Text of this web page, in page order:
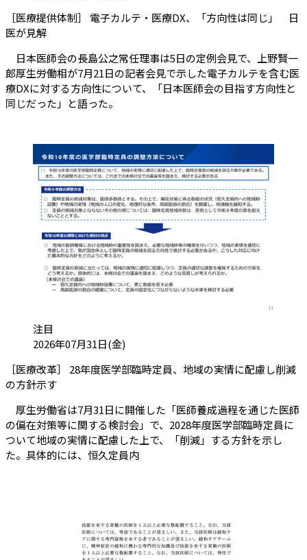
［医療提供体制］ 電子カルテ・医療DX、「方向性は同じ」 日
医が見解（会員限定記事）
日本医師会の長島公之常任理事は5日の定例会見で、上野賢一
郎厚生労働相が7月21日の記者会見で示した電子カルテを含む医
療DXに対する方向性について、「日本医師会の目指す方向性と
同じだった」と語った。
カテゴリ:
注目
投稿日:2026年07月31日(金)
［医療改革］ 28年度医学部臨時定員、地域の実情に配慮し削減
の方針示す（会員限定記事）
厚生労働省は7月31日に開催した「医師養成過程を通じた医師
の偏在対策等に関する検討会」で、2028年度医学部臨時定員に
ついて地域の実情に配慮した上で、「削減」する方針を示し
た。具体的には、恒久定員内